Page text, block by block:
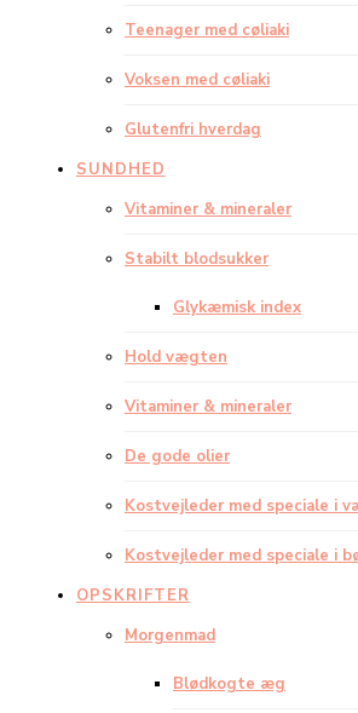
Teenager med cøliaki
Voksen med cøliaki
Glutenfri hverdag
SUNDHED
Vitaminer & mineraler
Stabilt blodsukker
Glykæmisk index
Hold vægten
Vitaminer & mineraler
De gode olier
Kostvejleder med speciale i
Kostvejleder med speciale i
OPSKRIFTER
Morgenmad
Blødkogte æg